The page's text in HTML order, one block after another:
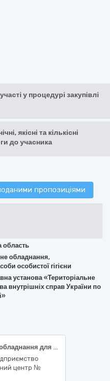
у процедурі закупівлі
якісні та кількісні
до учасника
пропозиціями
область
обладнання,
особистої гігієни
установа «Територіальне
внутрішніх справ України по
33110000-4: Візуалізаційне обладнання для потреб медицини, стоматології та ветеринарної медицини /НК 024:2023 «Класифікатор медичних виробів»: 37645-Система рентгенівська діагностична стаціонарна загального призначення цифрова/НК 031:2024 - Z11031101 - Мультифункціональні системи для прямої цифрової рентгенології(рентгенодіагностична система на базі дистанційно-керованого рентгенівського апарату на 3 робочих місця з цифровим плоскопанельним детектором)
центр №